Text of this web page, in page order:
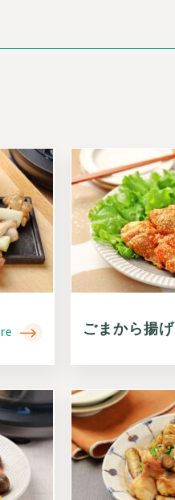
ごまから揚げ